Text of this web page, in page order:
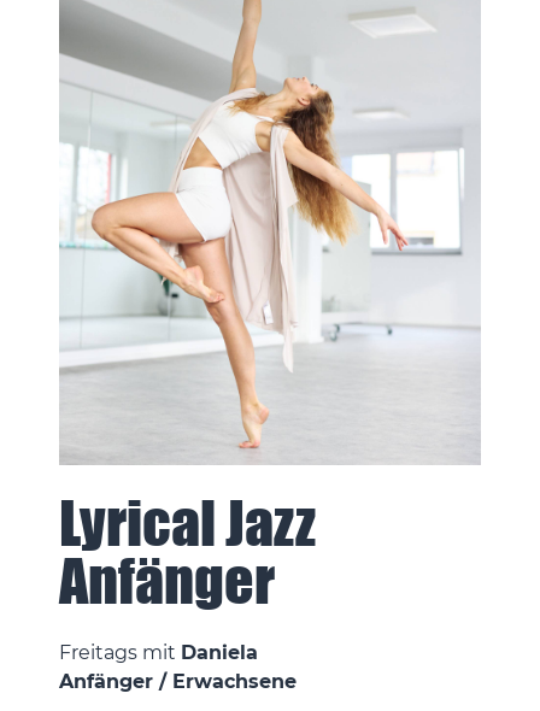
Lyrical Jazz
Anfänger
Freitag
Daniela
Anfänger / Erwachsene